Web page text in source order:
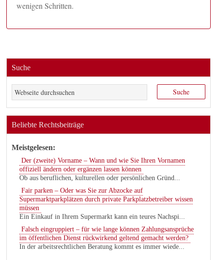
wenigen Schritten.
Suche
Beliebte Rechtsbeiträge
Meistgelesen:
Der (zweite) Vorname – Wann und wie Sie Ihren Vornamen
offiziell ändern oder ergänzen lassen können
Ob aus beruflichen, kulturellen oder persönlichen Gründ...
Fair parken – Oder was Sie zur Abzocke auf
Supermarktparkplätzen durch private Parkplatzbetreiber wissen
müssen
Ein Einkauf in Ihrem Supermarkt kann ein teures Nachspi...
Falsch eingruppiert – für wie lange können Zahlungsansprüche
im öffentlichen Dienst rückwirkend geltend gemacht werden?
In der arbeitsrechtlichen Beratung kommt es immer wiede...